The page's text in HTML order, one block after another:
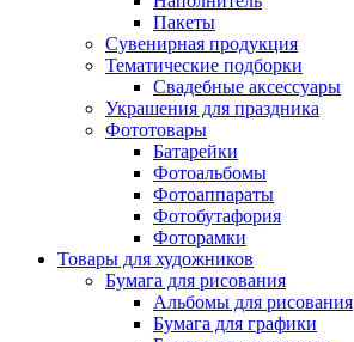
Пакеты
Сувенирная продукция
Тематические подборки
Свадебные аксессуары
Украшения для праздника
Фототовары
Батарейки
Фотоальбомы
Фотоаппараты
Фотобутафория
Фоторамки
Товары для художников
Бумага для рисования
Альбомы для рисования
Бумага для графики